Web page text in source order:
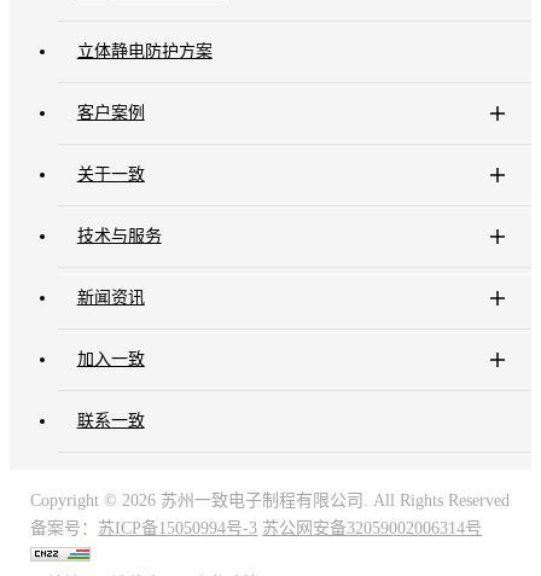
立体静电防护方案
客户案例
关于一致
技术与服务
新闻资讯
加入一致
联系一致
Copyright © 2026 苏州一致电子制程有限公司. All Rights Reserved
备案号： 苏ICP备15050994号-3 苏公网安备32059002006314号